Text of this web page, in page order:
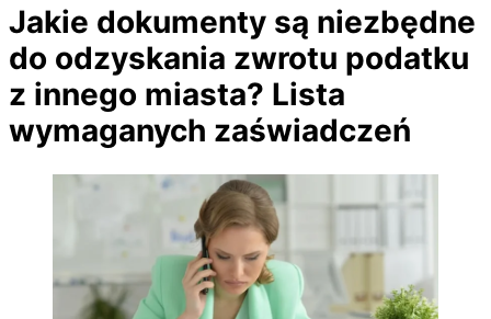
Jakie dokumenty są niezbędne
do odzyskania zwrotu podatku
z innego miasta? Lista
wymaganych zaświadczeń